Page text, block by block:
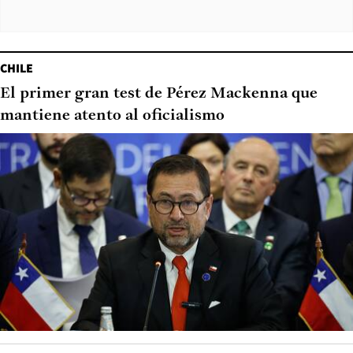
CHILE
El primer gran test de Pérez Mackenna que
mantiene atento al oficialismo